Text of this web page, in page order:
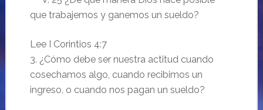
que trabajemos y ganemos un sueldo?
Lee I Corintios 4:7
3. ¿Cómo debe ser nuestra actitud cuando
cosechamos algo, cuando recibimos un
ingreso, o cuando nos pagan un sueldo?